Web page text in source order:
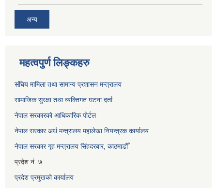
अन्य
महत्वपुर्ण लिङ्कहरु
संघिय मामिला तथा सामान्य प्रशासन मन्त्रालय
सामाजिक सुरक्षा तथा व्यक्तिगत घटना दर्ता
नेपाल सरकारको आधिकारिक पोर्टल
नेपाल सरकार अर्थ मन्त्रालय महालेखा नियन्त्रक कार्यालय
नेपाल सरकार गृह मन्त्रालय सिंहदरबार, काठमाडौँ
प्रदेश नं. ७
प्रदेश प्रमुखको कार्यालय